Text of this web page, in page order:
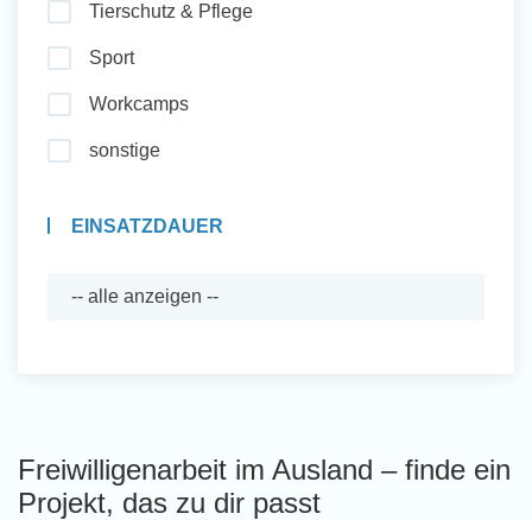
Tierschutz & Pflege
Sport
Workcamps
sonstige
EINSATZDAUER
Freiwilligenarbeit im Ausland – finde ein
Projekt, das zu dir passt